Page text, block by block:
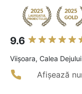
9.6
Viişoara, Calea
Afișează